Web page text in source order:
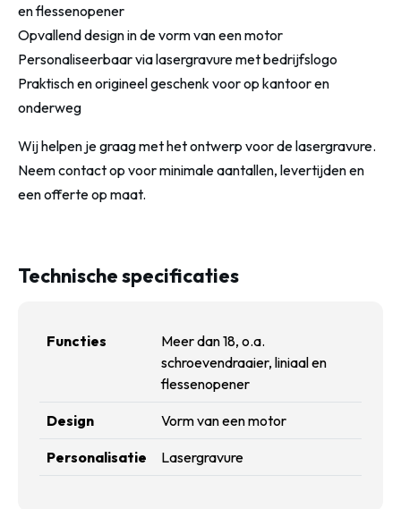
en flessenopener
Opvallend design in de vorm van een motor
Personaliseerbaar via lasergravure met bedrijfslogo
Praktisch en origineel geschenk voor op kantoor en
onderweg
Wij helpen je graag met het ontwerp voor de lasergravure.
Neem contact op voor minimale aantallen, levertijden en
een offerte op maat.
Technische specificaties
Functies
Meer dan 18, o.a.
schroevendraaier, liniaal en
flessenopener
Design Vorm van een motor
Personalisatie Lasergravure